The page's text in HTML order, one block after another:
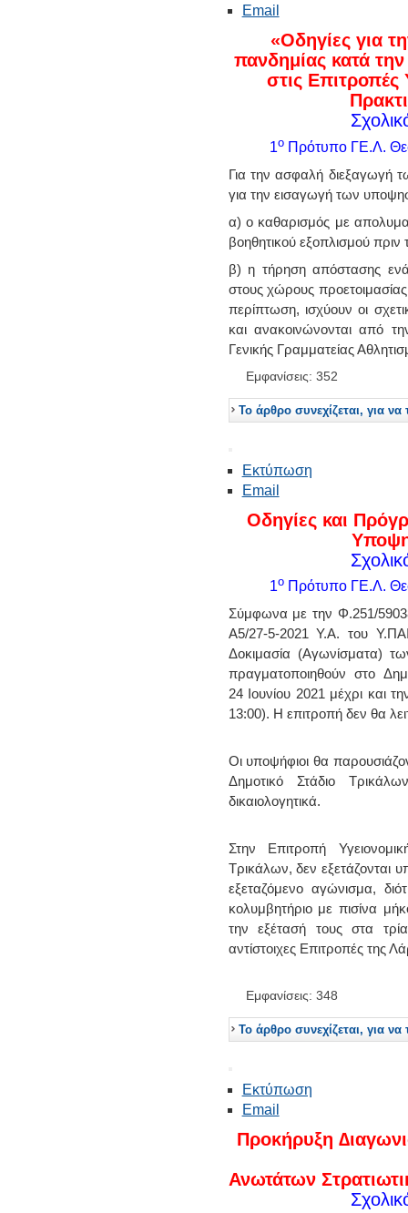
Email
«Οδηγίες για
πανδημίας κατά
στις Επιτροπές
1ο Πρότυπο ΓΕ.Λ.
Για την ασφαλή διεξαγωγή
για την εισαγωγή των
α) ο καθαρισμός με
βοηθητικού εξοπλισμού πριν
β) η τήρηση απόστασης
στους χώρους
περίπτωση, ισχύουν οι
και ανακοινώνονται από
Γενικής Γραμματείας
Εμφανίσεις: 352
Το άρθρο συνεχίζεται, για
Εκτύπωση
Email
Οδηγίες και
1ο Πρότυπο ΓΕ.Λ.
Σύμφωνα με την Φ.251/
Α5/27-5-2021 Υ.Α. του
Δοκιμασία (Αγωνίσματα)
πραγματοποιηθούν στο
24 Ιουνίου 2021 μέχρι και
13:00). Η επιτροπή δεν θα
Οι υποψήφιοι θα
Δημοτικό Στάδιο
δικαιολογητικά.
Στην Επιτροπή
Τρικάλων, δεν εξετάζονται
εξεταζόμενο αγώνισμα,
κολυμβητήριο με πισίνα
την εξέτασή τους στα
αντίστοιχες Επιτροπές της
Εμφανίσεις: 348
Το άρθρο συνεχίζεται, για
Εκτύπωση
Email
Προκήρυξη
Ανωτάτων